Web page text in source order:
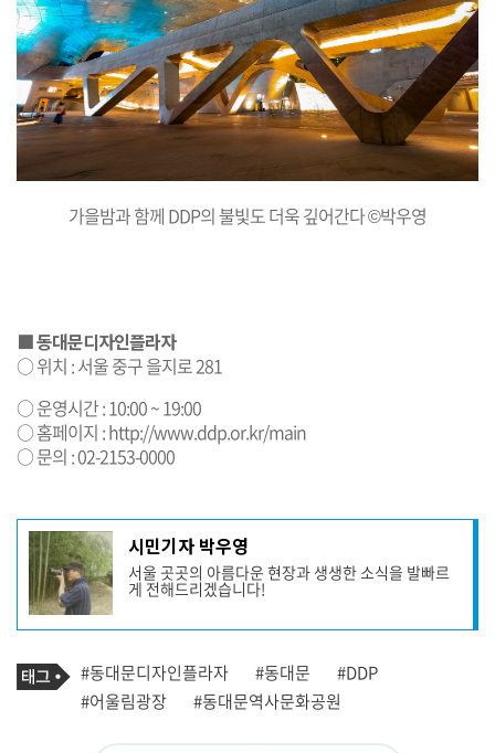
가을밤과 함께 DDP의 불빛도 더욱 깊어간다 ©박우영
■ 동대문디자인플라자
○ 위치 : 서울 중구 을지로 281
○ 운영시간 : 10:00 ~ 19:00
○ 홈페이지 :http://www.ddp.or.kr/main
○ 문의 : 02-2153-0000
기
사
작
성
자
프
필
시민기자 박우영
서울 곳곳의 아름다운 현장과 생생한 소식을 발빠르
게 전해드리겠습니다!
기
사
관
련
태
그
#동대문디자인플라자 #동대문
#DDP
#어울림광장
#동대문역사문화공원